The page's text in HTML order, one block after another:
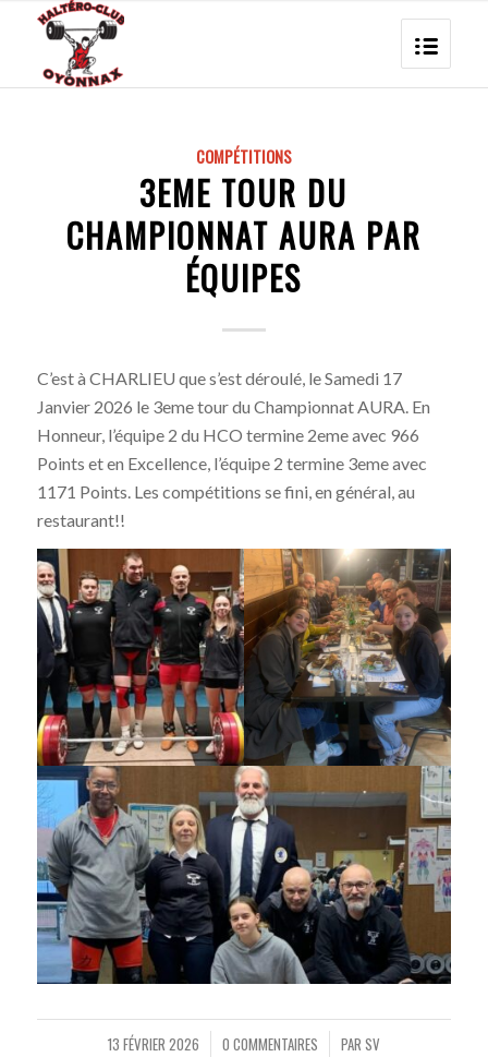
COMPÉTITIONS
3EME TOUR DU
CHAMPIONNAT AURA PAR
ÉQUIPES
C’est à CHARLIEU que s’est déroulé, le Samedi 17
Janvier 2026 le 3eme tour du Championnat AURA. En
Honneur, l’équipe 2 du HCO termine 2eme avec 966
Points et en Excellence, l’équipe 2 termine 3eme avec
1171 Points. Les compétitions se fini, en général, au
restaurant!!
13 FÉVRIER 2026
/ 0 COMMENTAIRES
/ PAR SV